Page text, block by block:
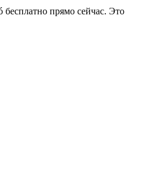
прямо сейчас. Это